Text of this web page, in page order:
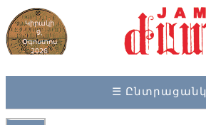
Կիրակի
9,
Օգոստոս
2026
☰ Ընտրացանկ